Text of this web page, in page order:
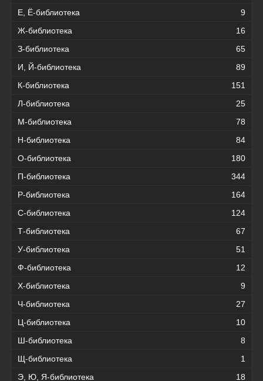
Е, Ё-библиотека
9
Ж-библиотека
16
З-библиотека
65
И, Й-библиотека
89
К-библиотека
151
Л-библиотека
25
М-библиотека
78
Н-библиотека
84
О-библиотека
180
П-библиотека
344
Р-библиотека
164
С-библиотека
124
Т-библиотека
67
У-библиотека
51
Ф-библиотека
12
Х-библиотека
9
Ч-библиотека
27
Ц-библиотека
10
Ш-библиотека
8
Щ-библиотека
1
Э, Ю, Я-библиотека
18